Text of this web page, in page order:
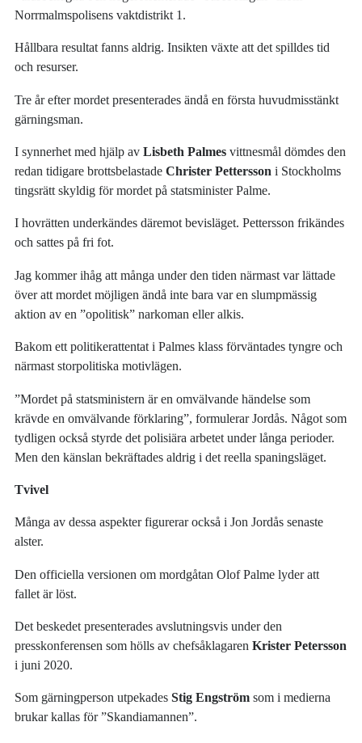
Norrmalmspolisens vaktdistrikt 1.
Hållbara resultat fanns aldrig. Insikten växte att det spilldes tid
och resurser.
Tre år efter mordet presenterades ändå en första huvudmisstänkt
gärningsman.
I synnerhet med hjälp av Lisbeth Palmes vittnesmål dömdes den
redan tidigare brottsbelastadeChrister Pettersson i Stockholms
tingsrätt skyldig för mordet på statsminister Palme.
I hovrätten underkändes däremot bevisläget. Pettersson frikändes
och sattes på fri fot.
Jag kommer ihåg att många under den tiden närmast var lättade
över att mordet möjligen ändå inte bara var en slumpmässig
aktion av en ”opolitisk” narkoman eller alkis.
Bakom ett politikerattentat i Palmes klass förväntades tyngre och
närmast storpolitiska motivlägen.
”Mordet på statsministern är en omvälvande händelse som
krävde en omvälvande förklaring”, formulerar Jordås. Något som
tydligen också styrde det polisiära arbetet under långa perioder.
Men den känslan bekräftades aldrig i det reella spaningsläget.
Tvivel
Många av dessa aspekter figurerar också i Jon Jordås senaste
alster.
Den officiella versionen om mordgåtan Olof Palme lyder att
fallet är löst.
Det beskedet presenterades avslutningsvis under den
presskonferensen som hölls av chefsåklagarenKrister Petersson
i juni 2020.
Som gärningperson utpekadesStig Engström som i medierna
brukar kallas för ”Skandiamannen”.